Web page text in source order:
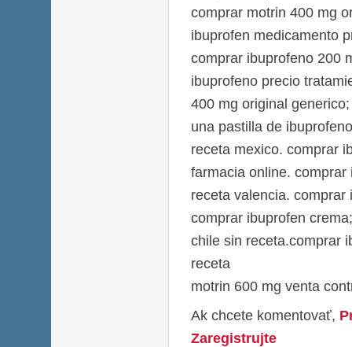
comprar motrin 400 mg
ibuprofen medicamento
comprar ibuprofeno 200
ibuprofeno precio
400 mg original
una pastilla de
receta mexico. comprar
farmacia online.
receta valencia.
comprar ibuprofen
chile sin receta.comprar
receta
motrin 600 mg venta
Ak chcete komentovať,
Zaregistrujte